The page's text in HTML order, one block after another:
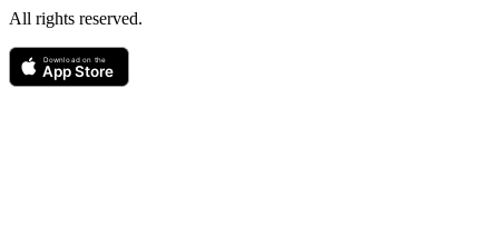
All rights reserved.